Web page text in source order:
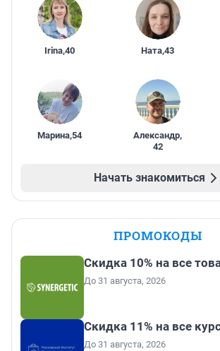
Irina,40 Ната,43
Марина,54 Александр,
42
Начать знакомиться
ПРОМОКОДЫ
Скидка 10% на все
До 31 августа, 2026
Скидка 11% на все
До 31 августа, 2026